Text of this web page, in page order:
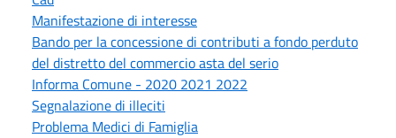
Manifestazione di interesse
Bando per la concessione di contributi a fondo perduto
del distretto del commercio asta del serio
Informa Comune - 2020 2021 2022
Segnalazione di illeciti
Problema Medici di Famiglia